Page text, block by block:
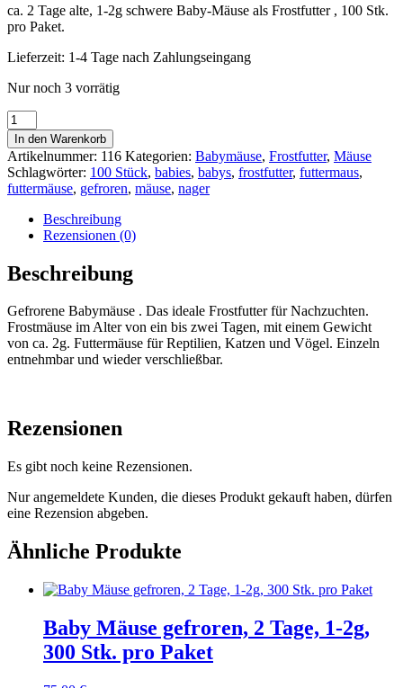
ca. 2 Tage alte, 1-2g schwere Baby-Mäuse als Frostfutter , 100 Stk.
pro Paket.
Lieferzeit: 1-4 Tage nach Zahlungseingang
Nur noch 3 vorrätig
Baby
Mäuse
gefroren,
2
Tage,
1-
pro
Paket
In den Warenkorb
Artikelnummer: 116 Kategorien: Babymäuse, Frostfutter, Mäuse
Schlagwörter: 100 Stück, babies, babys, frostfutter, futtermaus,
futtermäuse, gefroren, mäuse, nager
Beschreibung
Rezensionen (0)
Beschreibung
Gefrorene Babymäuse . Das ideale Frostfutter für Nachzuchten.
Frostmäuse im Alter von ein bis zwei Tagen, mit einem Gewicht
von ca. 2g. Futtermäuse für Reptilien, Katzen und Vögel. Einzeln
entnehmbar und wieder verschließbar.
Rezensionen
Es gibt noch keine Rezensionen.
Nur angemeldete Kunden, die dieses Produkt gekauft haben, dürfen
eine Rezension abgeben.
Ähnliche Produkte
Baby Mäuse gefroren, 2 Tage, 1-2g,
300 Stk. pro Paket